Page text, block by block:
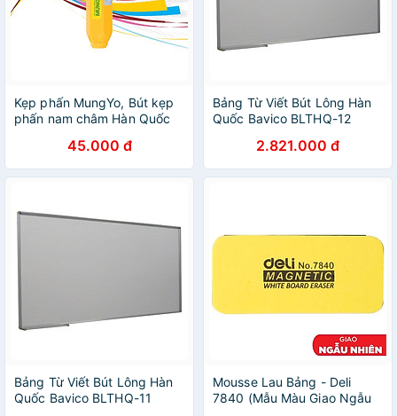
Kẹp phấn MungYo, Bút kẹp
phấn nam châm Hàn Quốc
45.000 đ
Bảng Từ Viết Bút Lông Hàn
Quốc Bavico BLTHQ-12
2.821.000 đ
Bảng Từ Viết Bút Lông Hàn
Quốc Bavico BLTHQ-11
Mousse Lau Bảng - Deli
7840 (Mẫu Màu Giao Ngẫu